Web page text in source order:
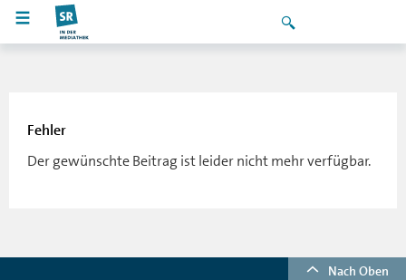
Fehler
Der gewünschte Beitrag ist leider nicht mehr verfügbar.
Nach Oben